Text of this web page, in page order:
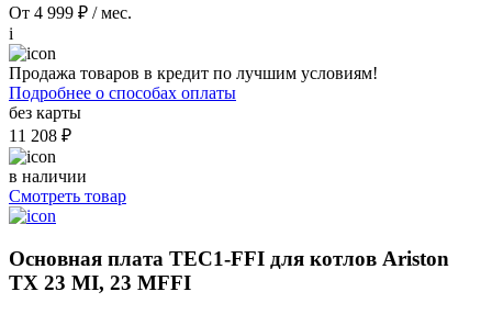
От 4 999 ₽ / мес.
i
Продажа товаров в кредит по лучшим условиям!
Подробнее о способах оплаты
без карты
11 208 ₽
в наличии
Смотреть товар
Основная плата TEC1-FFI для котлов Ariston
TX 23 MI, 23 MFFI